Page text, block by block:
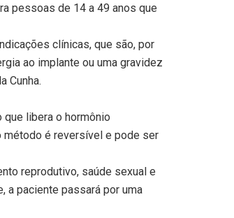
pessoas de 14 a 49 anos que
clínicas, que são, por
ao implante ou uma gravidez
Cunha.
libera o hormônio
método é reversível e pode ser
reprodutivo, saúde sexual e
a paciente passará por uma